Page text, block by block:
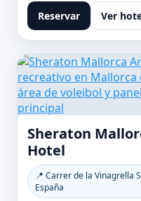
Reservar Ver
Sheraton
Hotel
📍 Carrer de la Vinagrella
España